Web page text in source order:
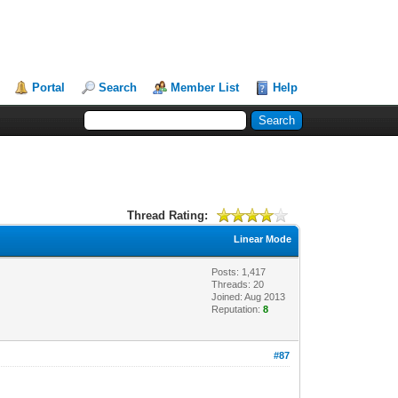
Portal Search Member List Help
Thread Rating:
Linear Mode
Posts: 1,417
Threads: 20
Joined: Aug 2013
Reputation:8
#87